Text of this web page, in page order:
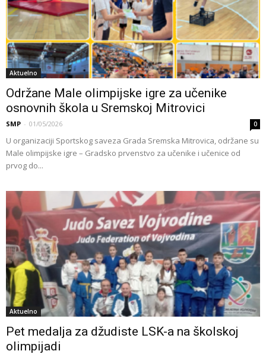
Aktuelno
Održane Male olimpijske igre za učenike
osnovnih škola u Sremskoj Mitrovici
SMP - 01/05/2026 0
U organizaciji Sportskog saveza Grada Sremska Mitrovica, održane su
Male olimpijske igre – Gradsko prvenstvo za učenike i učenice od
prvog do...
Aktuelno
Pet medalja za džudiste LSK-a na školskoj
olimpijadi